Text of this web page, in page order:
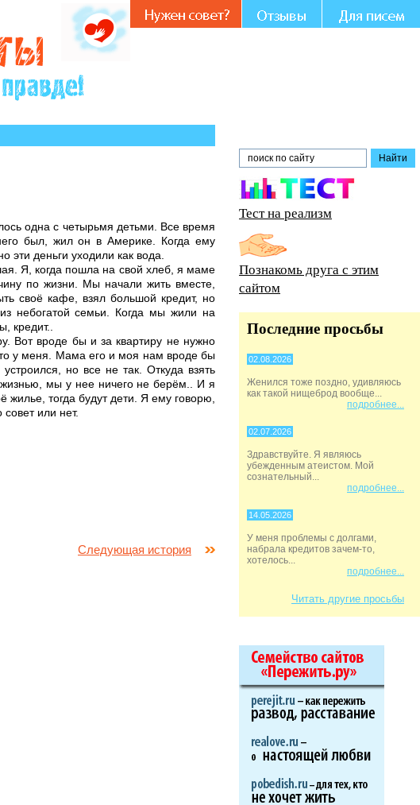
в Вашем участии и совете.
одна с четырьмя детьми. Все время
был, жил он в Америке. Когда ему
эти деньги уходили как вода.
Я, когда пошла на свой хлеб, я маме
по жизни. Мы начали жить вместе,
своё кафе, взял большой кредит, но
небогатой семьи. Когда мы жили на
кредит..
Вот вроде бы и за квартиру не нужно
то у меня. Мама его и моя нам вроде бы
но все не так. Откуда взять
мы у нее ничего не берём.. И я
жилье, тогда будут дети. Я ему говорю,
или нет.
Следующая история
Тест на реализм
Познакомь друга с этим
сайтом
Последние просьбы
02.08.2026
Женился тоже поздно, удивляюсь
как такой нищеброд вообще...
подробнее...
02.07.2026
Здравствуйте. Я являюсь
убежденным атеистом. Мой
сознательный...
подробнее...
14.05.2026
У меня проблемы с долгами,
набрала кредитов зачем-то,
хотелось...
подробнее...
Читать другие просьбы